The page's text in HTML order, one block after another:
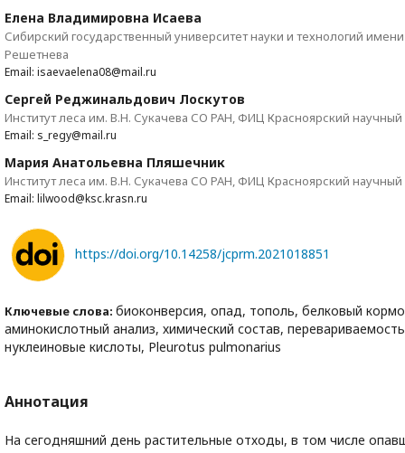
Елена Владимировна Исаева
Сибирский государственный университет науки и технологий
Решетнева
Email: isaevaelena08@mail.ru
Сергей Реджинальдович Лоскутов
Институт леса им. В.Н. Сукачева СО РАН, ФИЦ Красноярский
Email: s_regy@mail.ru
Мария Анатольевна Пляшечник
Институт леса им. В.Н. Сукачева СО РАН, ФИЦ Красноярский
Email: lilwood@ksc.krasn.ru
https://doi.org/10.14258/jcprm.2021018851
Ключевые слова: биоконверсия, опад, тополь, белковый
аминокислотный анализ, химический состав,
нуклеиновые кислоты, Pleurotus pulmonarius
Аннотация
На сегодняшний день растительные отходы, в том числе